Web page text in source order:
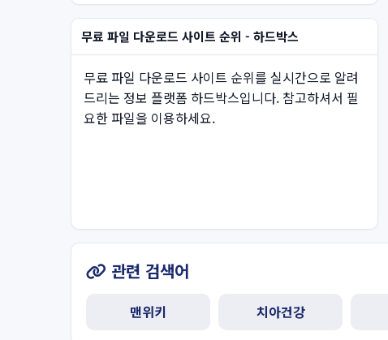
무료 파일 다운로드 사이트 순위 - 하드박스
무료 파일 다운로드 사이트 순위를 실시간으로 알려
드리는 정보 플랫폼 하드박스입니다. 참고하셔서 필
요한 파일을 이용하세요.
관련 검색어
맨위키 치아건강